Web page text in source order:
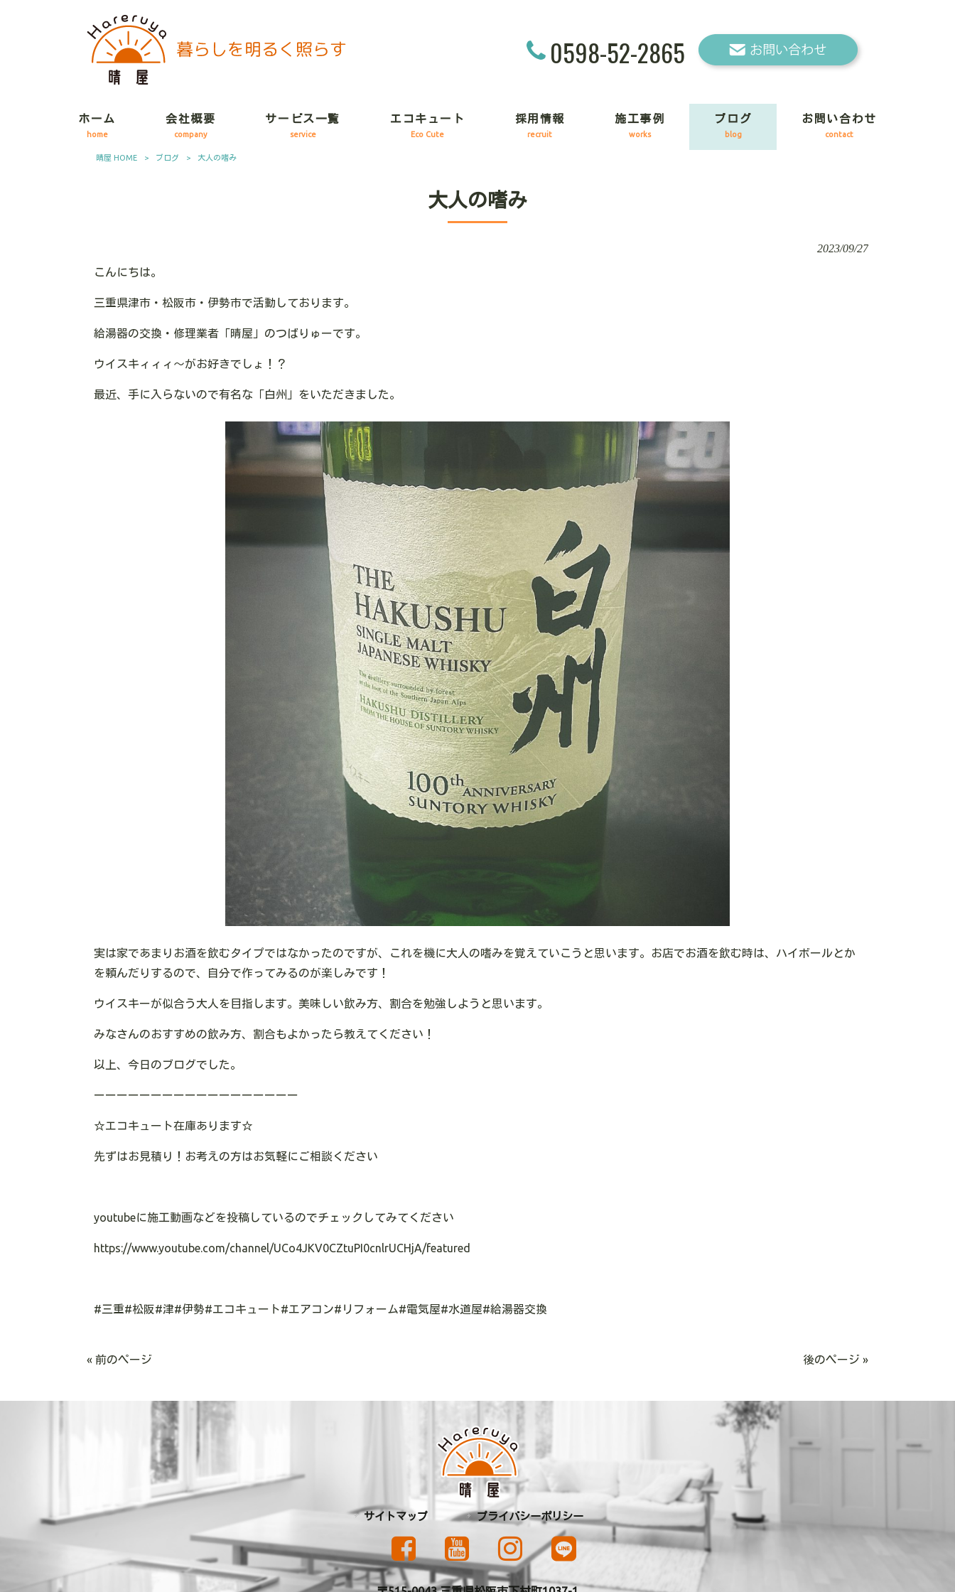
0598-52-2865
ホーム
home
会社概要
company
サービス一覧
service
エコキュート
Eco Cute
採用情報
recruit
施工事例
works
ブログ
blog
お問い合わせ
contact
晴屋 HOME > ブログ > 大人の嗜み
大人の嗜み
2023/09/27
こんにちは。
三重県津市・松阪市・伊勢市で活動しております。
給湯器の交換・修理業者「晴屋」のつばりゅーです。
ウイスキィィィ〜がお好きでしょ！？
最近、手に入らないので有名な「白州」をいただきました。
実は家であまりお酒を飲むタイプではなかったのですが、これを機に大人の嗜みを覚えていこうと思います。お店でお酒を飲む時は、ハイボールとか
を頼んだりするので、自分で作ってみるのが楽しみです！
ウイスキーが似合う大人を目指します。美味しい飲み方、割合を勉強しようと思います。
みなさんのおすすめの飲み方、割合もよかったら教えてください！
以上、今日のブログでした。
ーーーーーーーーーーーーーーーーーー
☆エコキュート在庫あります☆
先ずはお見積り！お考えの方はお気軽にご相談ください
youtubeに施工動画などを投稿しているのでチェックしてみてください
https://www.youtube.com/channel/UCo4JKV0CZtuPI0cnlrUCHjA/featured
#三重#松阪#津#伊勢#エコキュート#エアコン# リフォーム#電気屋#水道屋#給湯器交換
« 前のページ 後のページ »
サイトマップ プライバシーポリシー